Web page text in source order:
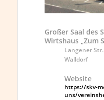
Großer Saal des
Wirtshaus „Zum
Langener
Walldorf
Website
https://skv-
uns/